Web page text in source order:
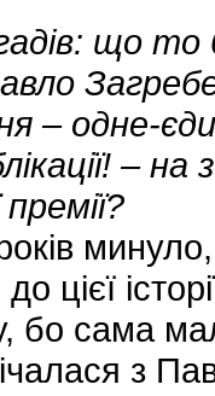
що то
– одне-
–
цієї
бо сама
з